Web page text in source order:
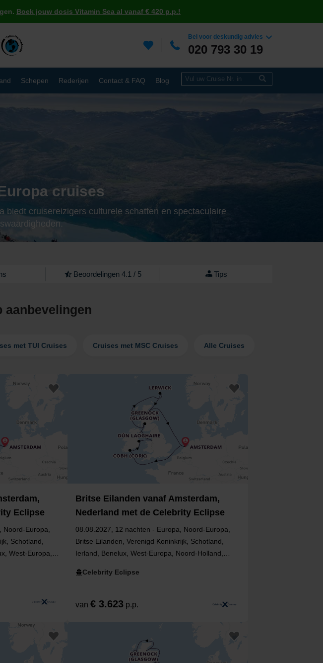
Boek jouw dosis Vitamin Sea al vanaf € 420 p.p.!
Bel voor deskundig advies
020 793 30 19
Schepen Rederijen Contact & FAQ Blog
cruises
biedt cruisereizigers culturele schatten en spectaculaire
Beoordelingen 4.1 / 5 Tips
aanbevelingen
met TUI Cruises Cruises met MSC Cruises Alle Cruises
Eclipse
Europa,
Schotland,
West-Europa,
Britse Eilanden vanaf Amsterdam,
Nederland met de Celebrity Eclipse
08.08.2027, 12 nachten - Europa, Noord-Europa,
Britse Eilanden, Verenigd Koninkrijk, Schotland,
Ierland, Benelux, West-Europa, Noord-Holland,
Celebrity Eclipse
van € 3.623 p.p.